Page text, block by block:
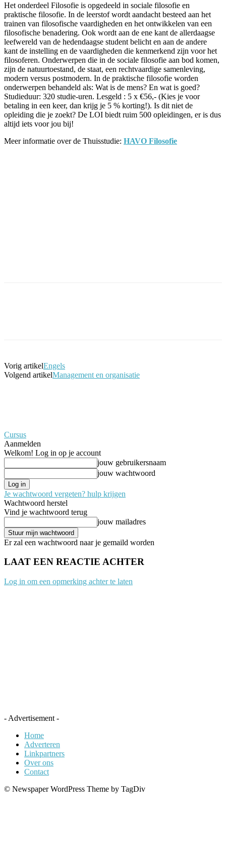
Het onderdeel Filosofie is opgedeeld in sociale filosofie en
praktische filosofie. In de leerstof wordt aandacht besteed aan het
trainen van filosofische vaardigheden en het ontwikkelen van een
filosofische benadering. Ook wordt aan de ene kant de allerdaagse
leefwereld van de hedendaagse student belicht en aan de andere
kant de instelling en de vaardigheden die kenmerkend zijn voor het
filosoferen. Onderwerpen die in de sociale filosofie aan bod komen,
zijn de natuurtoestand, de staat, een rechtvaardige samenleving,
modern versus postmodern. In de praktische filosofie worden
onderwerpen behandeld als: Wat is de mens? En wat is goed?
Studieduur: 320 studie-uren. Lesgeld : 5 x €56,- (Kies je voor
betaling in een keer, dan krijg je 5 % korting!). Is dit niet de
opleiding die je zoekt? De LOI biedt ruim 500 opleidingen, er is dus
altijd iets voor jou bij!
Meer informatie over de Thuisstudie: HAVO Filosofie
Vorig artikelEngels
Volgend artikelManagement en organisatie
Cursus
Aanmelden
Welkom! Log in op je account
jouw gebruikersnaam
jouw wachtwoord
Je wachtwoord vergeten? hulp krijgen
Wachtwoord herstel
Vind je wachtwoord terug
jouw mailadres
Er zal een wachtwoord naar je gemaild worden
LAAT EEN REACTIE ACHTER
Log in om een opmerking achter te laten
- Advertisement -
Home
Adverteren
Linkpartners
Over ons
Contact
© Newspaper WordPress Theme by TagDiv